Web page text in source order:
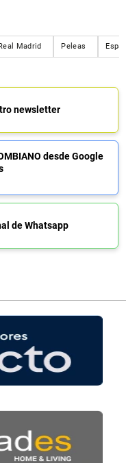
Real Madrid Peleas
newsletter
desde Google
de Whatsapp